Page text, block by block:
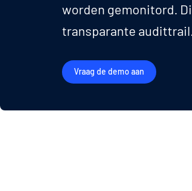
worden gemonitord.
transparante audittrail.
Vraag de demo aan